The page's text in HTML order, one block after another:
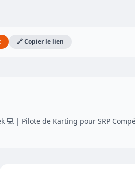
🔗 Copier le lien
💻 | Pilote de Karting pour SRP